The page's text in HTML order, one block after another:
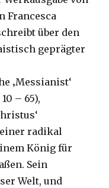
Francesca
über den
geprägter
‚Messianist‘
– 65),
radikal
König für
Sein
Welt, und